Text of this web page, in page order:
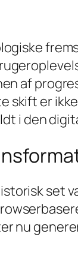
af
skift er
i den
set
nu